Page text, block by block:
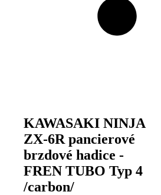
KAWASAKI NINJA
ZX-6R pancierové
brzdové hadice -
FREN TUBO Typ 4
/carbon/